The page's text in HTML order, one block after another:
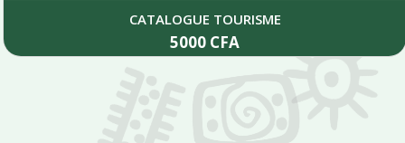
CATALOGUE TOURISME
5000 CFA